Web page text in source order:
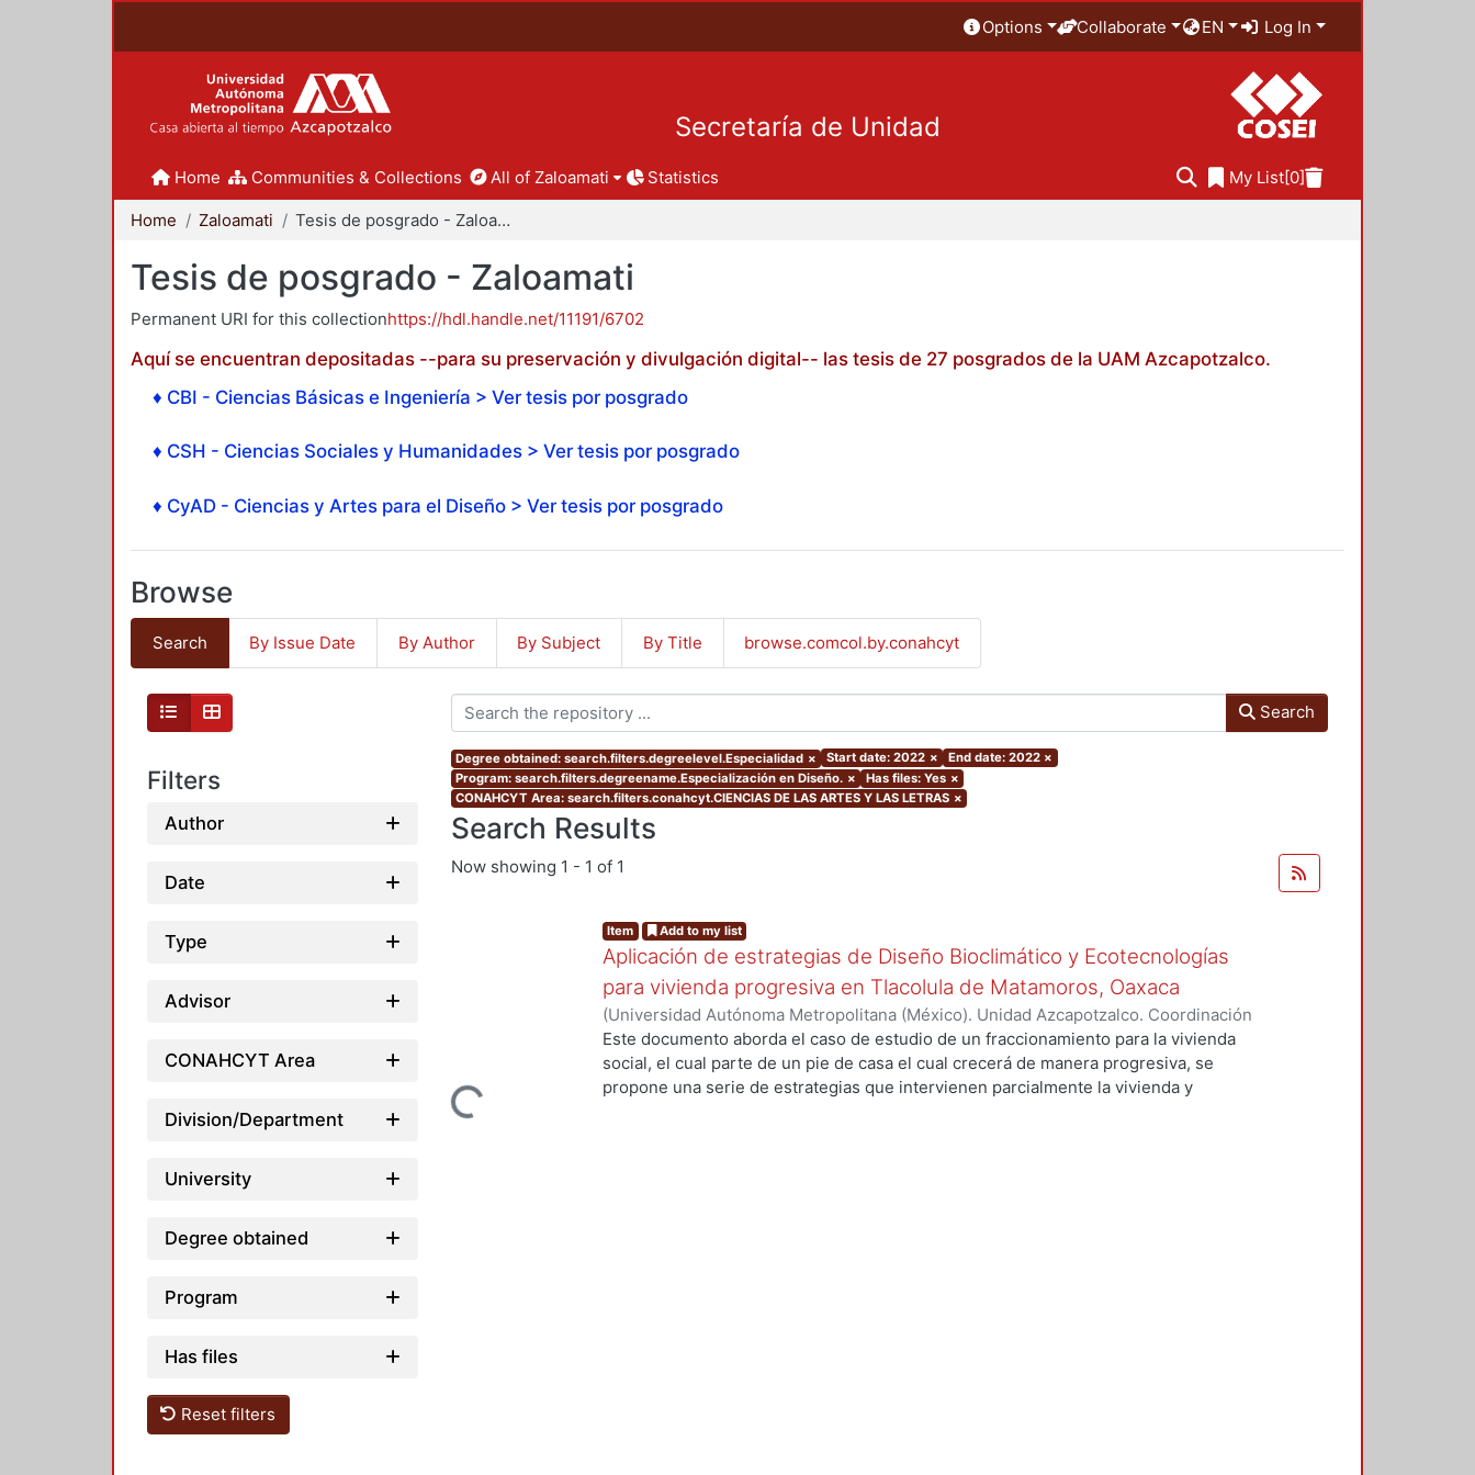
Options Collaborate EN Log In
Secretaría de Unidad
Home Communities & Collections All of Zaloamati Statistics My List[0]
Home Zaloamati Tesis de posgrado - Zaloamati
Tesis de posgrado - Zaloamati
Permanent URI for this collectionhttps://hdl.handle.net/11191/6702
Aquí se encuentran depositadas --para su preservación y divulgación digital-- las tesis de 27 posgrados de la UAM Azcapotzalco.
♦ CBI - Ciencias Básicas e Ingeniería > Ver tesis por posgrado
♦ CSH - Ciencias Sociales y Humanidades > Ver tesis por posgrado
♦ CyAD - Ciencias y Artes para el Diseño > Ver tesis por posgrado
Browse
Search By Issue Date By Author By Subject By Title browse.comcol.by.conahcyt
Filters
Author
Date
Type
Advisor
CONAHCYT Area
Division/Department
University
Degree obtained
Program
Has files
Reset filters
Search
Degree obtained: search.filters.degreelevel.Especialidad × Start date: 2022 × End date: 2022 ×
Program: search.filters.degreename.Especialización en Diseño. × Has files: Yes ×
CONAHCYT Area: search.filters.conahcyt.CIENCIAS DE LAS ARTES Y LAS LETRAS ×
Search Results
Now showing 1 - 1 of 1
Loading...
Item Add to my list
Aplicación de estrategias de Diseño Bioclimático y Ecotecnologías
para vivienda progresiva en Tlacolula de Matamoros, Oaxaca
(Universidad Autónoma Metropolitana (México). Unidad Azcapotzalco. Coordinación
de Servicios de Información.,2022-10)Ortega Moreno, Laura Michelle
Este documento aborda el caso de estudio de un fraccionamiento para la vivienda
social, el cual parte de un pie de casa el cual crecerá de manera progresiva, se
propone una serie de estrategias que intervienen parcialmente la vivienda y